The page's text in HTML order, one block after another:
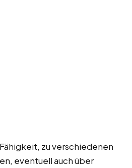
zu verschiedenen
eventuell auch über